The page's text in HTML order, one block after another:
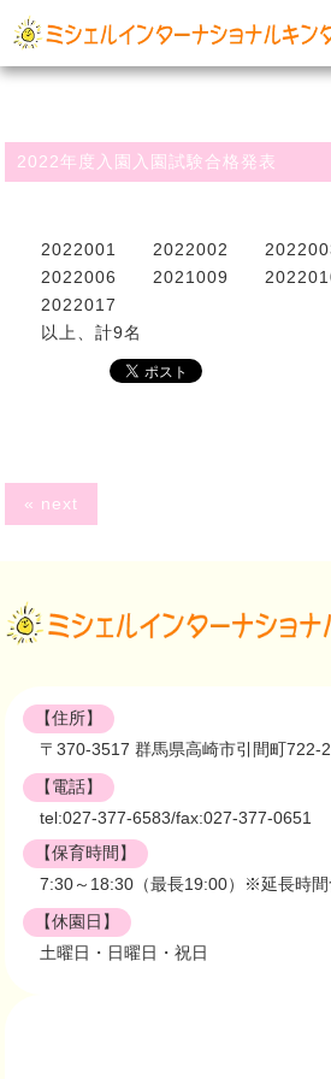
ーガーデン
TOP
2022年度入園入園試験合格発表
2022001 2022002
2022006 2021009
2022017
以上、計9名
« next
【住所】
〒370-3517 群馬県高崎市引間町722-2
【電話】
tel:027-377-6583/fax:027-377-0651
【保育時間】
7:30～18:30（最長19:00）※延長時
【休園日】
土曜日・日曜日・祝日